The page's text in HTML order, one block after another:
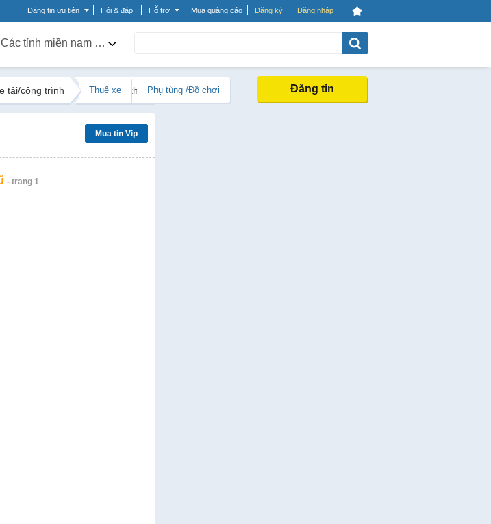
Đăng tin ưu tiên Hỏi & đáp Hỗ trợ Mua quảng cáo Đăng ký Đăng nhập
Các tỉnh miền nam khác
tải/công trình Dòng xe khác
Thuê xe Phụ tùng /Đồ chơi Đăng tin
Mua tin Vip
- trang 1